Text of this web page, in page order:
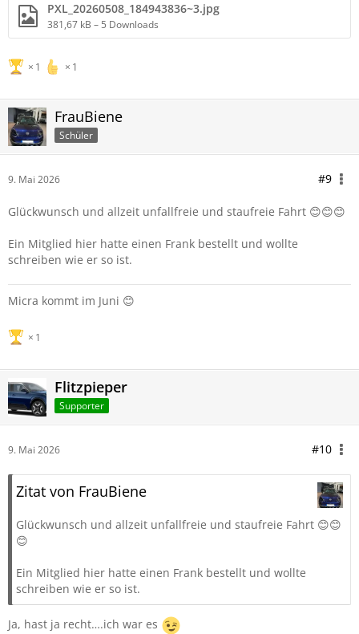
PXL_20260508_184943836~3.jpg
381,67 kB – 5 Downloads
1 1
FrauBiene
Schüler
9. Mai 2026 #9
Glückwunsch und allzeit unfallfreie und staufreie Fahrt 😊😊😊
Ein Mitglied hier hatte einen Frank bestellt und wollte
schreiben wie er so ist.
Micra kommt im Juni 😊
1
Flitzpieper
Supporter
9. Mai 2026 #10
Zitat von FrauBiene
Glückwunsch und allzeit unfallfreie und staufreie Fahrt 😊😊
😊
Ein Mitglied hier hatte einen Frank bestellt und wollte
schreiben wie er so ist.
Ja, hast ja recht….ich war es